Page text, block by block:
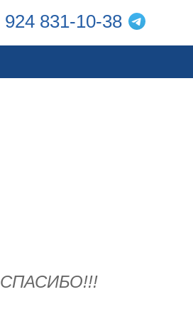
924 831-10-38
СПАСИБО!!!